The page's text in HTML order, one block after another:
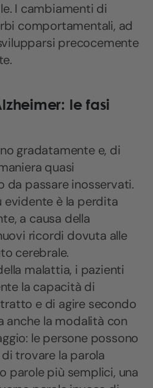
I cambiamenti di
comportamentali, ad
precocemente
le fasi
gradatamente e, di
quasi
passare inosservati.
è la perdita
a causa della
ricordi dovuta alle
cerebrale.
malattia, i pazienti
la capacità di
e di agire secondo
anche la modalità con
le persone possono
trovare la parola
parole più semplici, una